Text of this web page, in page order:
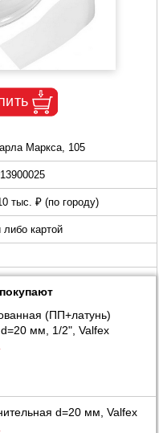
Маркса, 105
тыс. ₽ (по городу)
картой
(ПП+латунь)
мм, 1/2", Valfex
d=20 мм, Valfex